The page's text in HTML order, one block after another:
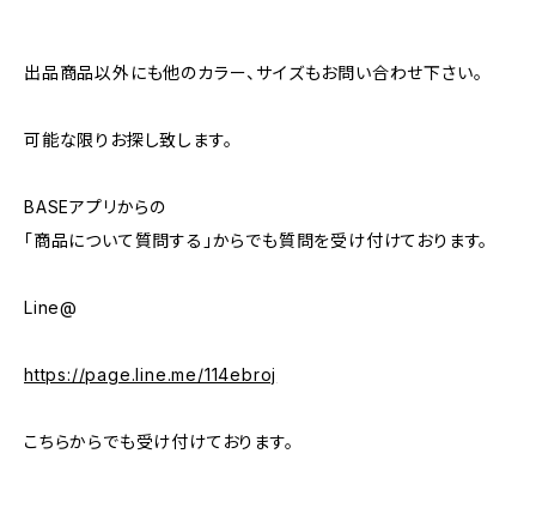
出品商品以外にも他のカラー、サイズもお問い合わせ下さい。
可能な限りお探し致します。
BASEアプリからの
「商品について質問する」からでも質問を受け付けております。
Line@
https://page.line.me/114ebroj
こちらからでも受け付けております。